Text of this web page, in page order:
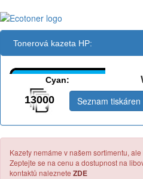
Tonerová kazeta HP:
Cyan:
13000
Seznam tiskáren
Kazety nemáme v našem sortimentu,
Zeptejte se na cenu a dostupnost na
kontaktů naleznete ZDE